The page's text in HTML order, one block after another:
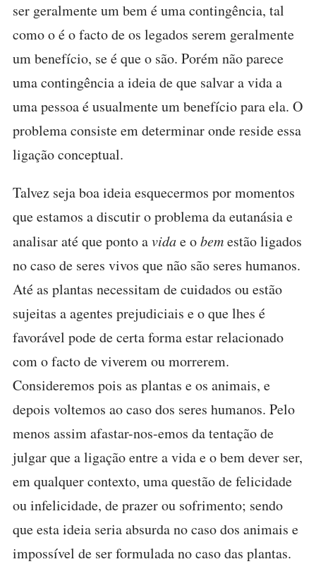
ser geralmente um bem é uma contingência, tal
como o é o facto de os legados serem geralmente
um benefício, se é que o são. Porém não parece
uma contingência a ideia de que salvar a vida a
uma pessoa é usualmente um benefício para ela. O
problema consiste em determinar onde reside essa
ligação conceptual.
Talvez seja boa ideia esquecermos por momentos
que estamos a discutir o problema da eutanásia e
analisar até que ponto avidae obemestão ligados
no caso de seres vivos que não são seres humanos.
Até as plantas necessitam de cuidados ou estão
sujeitas a agentes prejudiciais e o que lhes é
favorável pode de certa forma estar relacionado
com o facto de viverem ou morrerem.
Consideremos pois as plantas e os animais, e
depois voltemos ao caso dos seres humanos. Pelo
menos assim afastar-nos-emos da tentação de
julgar que a ligação entre a vida e o bem dever ser,
em qualquer contexto, uma questão de felicidade
ou infelicidade, de prazer ou sofrimento; sendo
que esta ideia seria absurda no caso dos animais e
impossível de ser formulada no caso das plantas.